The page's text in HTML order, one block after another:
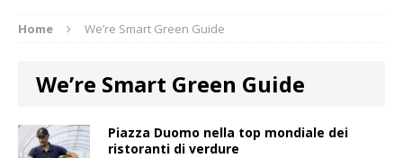
Home We’re Smart Green Guide
We’re Smart Green Guide
Piazza Duomo nella top mondiale dei
ristoranti di verdure